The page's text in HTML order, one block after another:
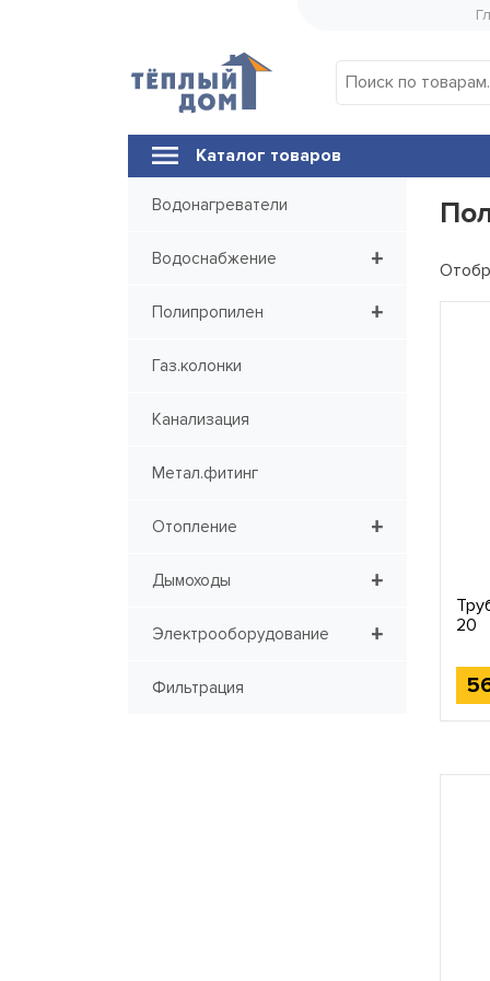
Каталог товаров
Водонагреватели
+
Водоснабжение
+
Полипропилен
Газ.колонки
Канализация
Метал.фитинг
+
Отопление
+
Дымоходы
+
Электрооборудование
Фильтрация
20